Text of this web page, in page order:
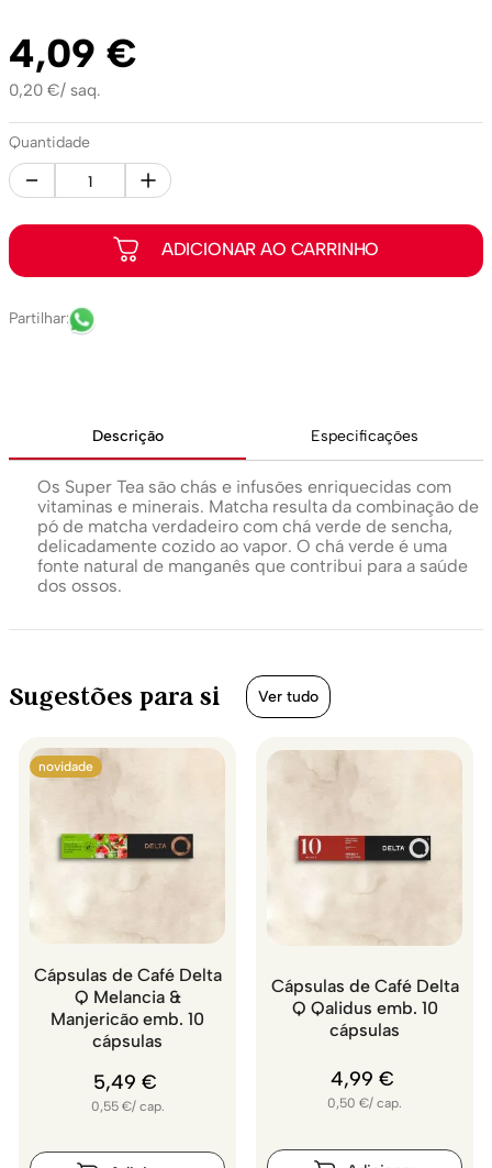
4,09 €
0,20 €/ saq.
Quantidade
Descrição Especificações
Os Super Tea são chás e infusões enriquecidas com
vitaminas e minerais. Matcha resulta da combinação de
pó de matcha verdadeiro com chá verde de sencha,
delicadamente cozido ao vapor. O chá verde é uma
fonte natural de manganês que contribui para a saúde
dos ossos.
Sugestões para si Ver tudo
novidade
Cápsulas de Café Delta
Q Melancia &
Manjericão emb. 10
cápsulas
5,49 €
0,55 €/ cap.
Cápsulas de Café Delta
Q Qalidus emb. 10
cápsulas
4,99 €
0,50 €/ cap.